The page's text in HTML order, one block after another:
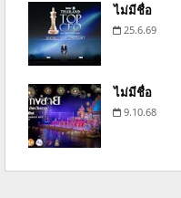
ไม่มีชื่อ
25.6.69
ไม่มีชื่อ
9.10.68